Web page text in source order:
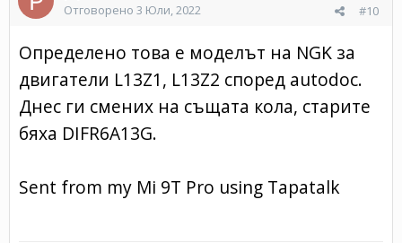
#10
Отговорено 3 Юли, 2022
Определено това е моделът на NGK за
двигатели L13Z1, L13Z2 според autodoc.
Днес ги смених на същата кола, старите
бяха DIFR6A13G.
Sent from my Mi 9T Pro using Tapatalk